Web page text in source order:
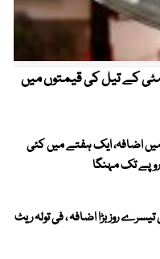
مٹی کے تیل کی قیمتوں میں
اضافہ، ایک ہفتے میں کئی
روز بڑا اضافہ ، فی تولہ ریٹ